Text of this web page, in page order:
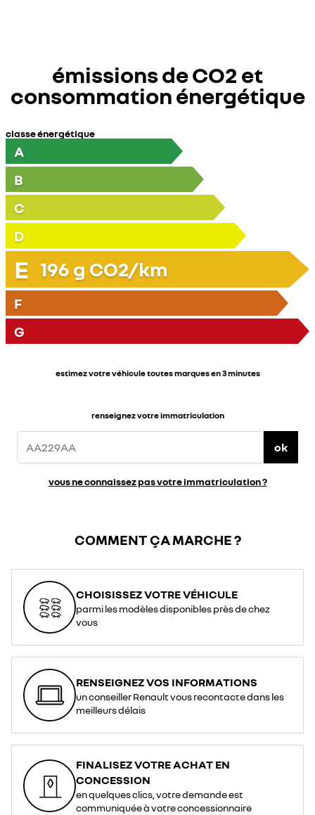
émissions de CO2 et
consommation énergétique
classe énergétique
A
B
C
D
E 196 g CO2/km
F
G
estimez votre véhicule toutes marques en 3 minutes
renseignez votre immatriculation
ok
vous ne connaissez pas votre immatriculation ?
COMMENT ÇA MARCHE ?
CHOISISSEZ VOTRE VÉHICULE
parmi les modèles disponibles près de chez
vous
RENSEIGNEZ VOS INFORMATIONS
un conseiller Renault vous recontacte dans les
meilleurs délais
FINALISEZ VOTRE ACHAT EN
CONCESSION
en quelques clics, votre demande est
communiquée à votre concessionnaire